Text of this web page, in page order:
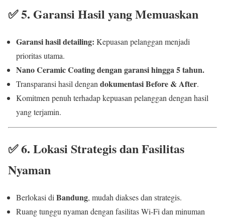
✅5. Garansi Hasil yang Memuaskan
Garansi hasil detailing: Kepuasan pelanggan menjadi
prioritas utama.
Nano Ceramic Coating dengan garansi hingga 5 tahun.
Transparansi hasil dengan dokumentasi Before & After.
Komitmen penuh terhadap kepuasan pelanggan dengan hasil
yang terjamin.
✅6. Lokasi Strategis dan Fasilitas
Nyaman
Berlokasi di Bandung, mudah diakses dan strategis.
Ruang tunggu nyaman dengan fasilitas Wi-Fi dan minuman